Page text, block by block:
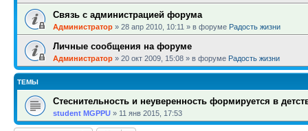
Связь с администрацией форума
Администратор » 28 апр 2010, 10:11 » в форуме Радость жизни
Личные сообщения на форуме
Администратор » 20 окт 2009, 15:08 » в форуме Радость жизни
ТЕМЫ
Стеснительность и неуверенность формируется в
student MGPPU » 11 янв 2015, 17:53